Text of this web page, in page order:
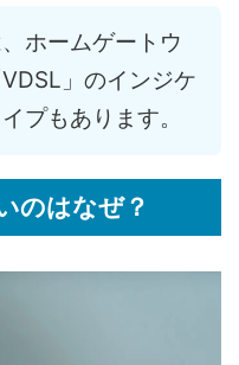
ホームゲートウ
」のインジケ
プもあります。
のはなぜ？